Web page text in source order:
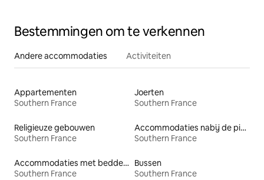
Bestemmingen om te verkennen
Andere accommodaties Activiteiten
Appartementen
Southern France
Joerten
Southern France
Religieuze gebouwen
Southern France
Accommodaties nabij de piste
Southern France
Accommodaties met bedden op toegankelijke hoogte
Southern France
Bussen
Southern France